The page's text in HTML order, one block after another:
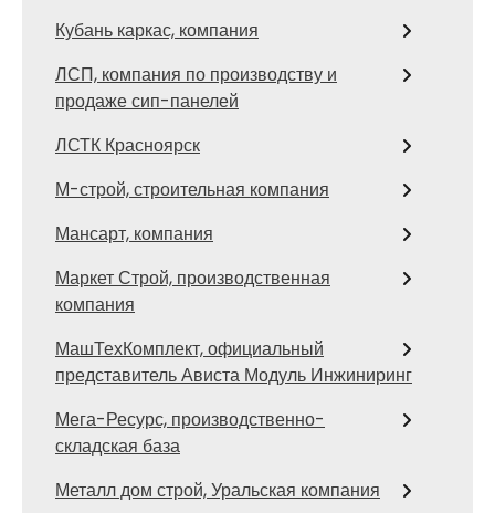
Кубань каркас, компания
ЛСП, компания по производству и
продаже сип-панелей
ЛСТК Красноярск
М-строй, строительная компания
Мансарт, компания
Маркет Строй, производственная
компания
МашТехКомплект, официальный
представитель Ависта Модуль Инжиниринг
Мега-Ресурс, производственно-
складская база
Металл дом строй, Уральская компания